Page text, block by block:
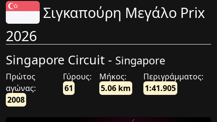
Σιγκαπούρη Μεγάλο Prix
2026
Singapore Circuit - Singapore
Πρώτος
αγώνας:
2008
Γύρους:
61
Μήκος:
5.06 km
Περιγράμματος:
1:41.905